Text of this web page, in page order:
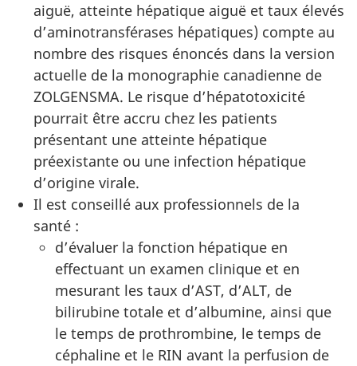
aiguë, atteinte hépatique aiguë et taux élevés
d’aminotransférases hépatiques) compte au
nombre des risques énoncés dans la version
actuelle de la monographie canadienne de
ZOLGENSMA. Le risque d’hépatotoxicité
pourrait être accru chez les patients
présentant une atteinte hépatique
préexistante ou une infection hépatique
d’origine virale.
Il est conseillé aux professionnels de la
santé :
d’évaluer la fonction hépatique en
effectuant un examen clinique et en
mesurant les taux d’AST, d’ALT, de
bilirubine totale et d’albumine, ainsi que
le temps de prothrombine, le temps de
céphaline et le RIN avant la perfusion de